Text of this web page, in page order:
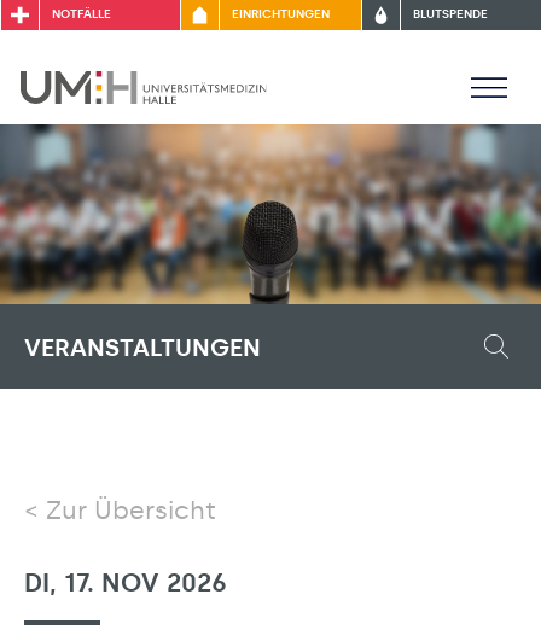
NOTFÄLLE EINRICHTUNGEN BLUTSPENDE
VERANSTALTUNGEN
Zur Übersicht
DI, 17. NOV 2026